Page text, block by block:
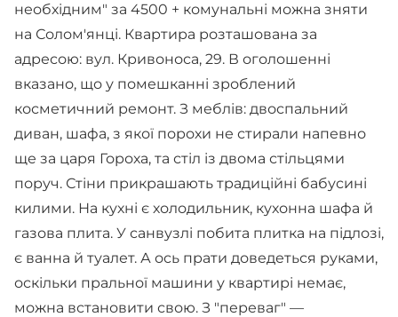
необхідним" за 4500 + комунальні можна зняти
на Солом'янці. Квартира розташована за
адресою: вул. Кривоноса, 29. В оголошенні
вказано, що у помешканні зроблений
косметичний ремонт. З меблів: двоспальний
диван, шафа, з якої порохи не стирали напевно
ще за царя Гороха, та стіл із двома стільцями
поруч. Стіни прикрашають традиційні бабусині
килими. На кухні є холодильник, кухонна шафа й
газова плита. У санвузлі побита плитка на підлозі,
є ванна й туалет. А ось прати доведеться руками,
оскільки пральної машини у квартирі немає,
можна встановити свою. З "переваг" —